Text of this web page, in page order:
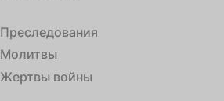
Преследования
Молитвы
Жертвы войны